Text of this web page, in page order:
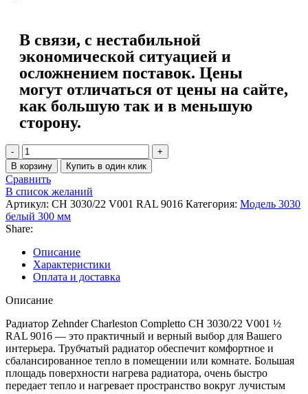
В связи, с нестабильной
экономической ситуацией и
осложнением поставок. Цены
могут отличаться от цены на сайте,
как большую так и в меньшую
сторону.
В корзину Купить в один клик
Сравнить
В список желаний
Артикул: CH 3030/22 V001 RAL 9016 Категория: Модель 3030
белый 300 мм
Share:
Описание
Характеристики
Оплата и доставка
Описание
Радиатор Zehnder Charleston Completto CH 3030/22 V001 ½
RAL 9016 — это практичный и верный выбор для Вашего
интерьера. Трубчатый радиатор обеспечит комфортное и
сбалансированное тепло в помещении или комнате. Большая
площадь поверхности нагрева радиатора, очень быстро
передает тепло и нагревает пространство вокруг лучистым